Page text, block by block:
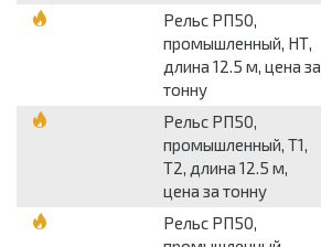
Рельс РП50,
промышленный, НТ,
длина 12.5 м, цена за
тонну
Рельс РП50,
промышленный, Т1,
Т2, длина 12.5 м,
цена за тонну
Рельс РП50,